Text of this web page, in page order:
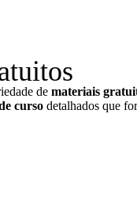
de materiais
curso detalhados que